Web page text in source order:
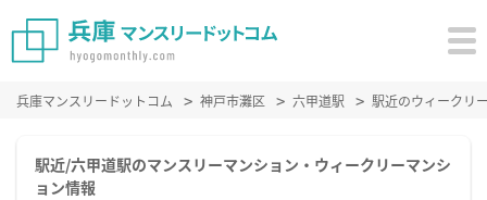
兵庫マンスリードットコム 神戸市灘区 六甲道駅 駅近のウィークリ
駅近/六甲道駅のマンスリーマンション・ウィークリーマンシ
ョン情報